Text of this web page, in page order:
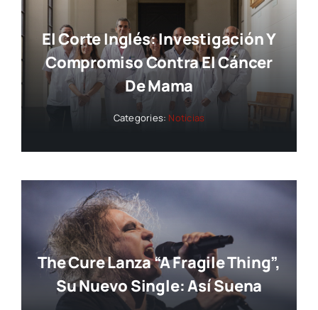
El Corte Inglés: Investigación Y
Compromiso Contra El Cáncer
De Mama
Categories: Noticias
The Cure Lanza “A Fragile Thing”,
Su Nuevo Single: Así Suena